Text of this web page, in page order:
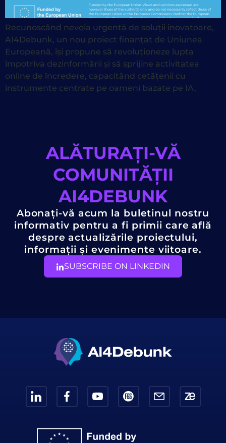
Recunoscând nevoia urgentă de soluții inovatoare,
AI4Debunk, un nou proiect finanțat de Uniunea
Europeană, își propune să revoluționeze lupta
împotriva dezinformării și să sprijine activitatea
online de încredere, capacitând cetățenii cu
instrumente centrate pe oameni bazate pe IA.
ALĂTURAȚI-VĂ
COMUNITĂȚII
AI4DEBUNK
Abonați-vă acum la buletinul nostru
informativ pentru a fi primii care află
despre actualizările proiectului,
informații și evenimente viitoare.
SUBSCRIBE ON LINKEDIN